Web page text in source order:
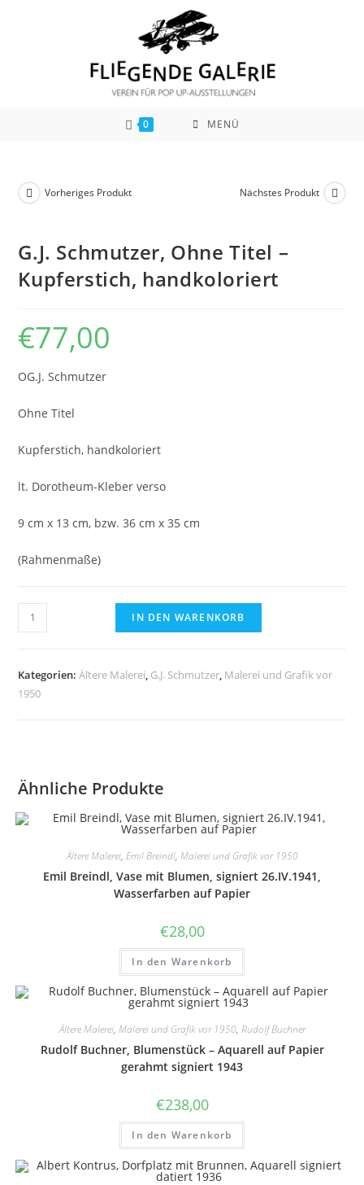
0 MENÜ
Vorheriges Produkt Nächstes Produkt
G.J. Schmutzer, Ohne Titel –
Kupferstich, handkoloriert
€77,00
OG.J. Schmutzer
Ohne Titel
Kupferstich, handkoloriert
lt. Dorotheum-Kleber verso
9 cm x 13 cm, bzw. 36 cm x 35 cm
(Rahmenmaße)
G.J.
Schmutzer,
Titel
-
IN DEN WARENKORB
Kategorien:Ältere Malerei G.J. Schmutzer Malerei und Grafik vor
1950
Ähnliche Produkte
Ältere Malerei, Emil Breindl, Malerei und Grafik vor 1950
Emil Breindl, Vase mit Blumen, signiert 26.IV.1941,
Wasserfarben auf Papier
€28,00
In den Warenkorb
Ältere Malerei, Malerei und Grafik vor 1950, Rudolf Buchner
Rudolf Buchner, Blumenstück – Aquarell auf Papier
gerahmt signiert 1943
€238,00
In den Warenkorb